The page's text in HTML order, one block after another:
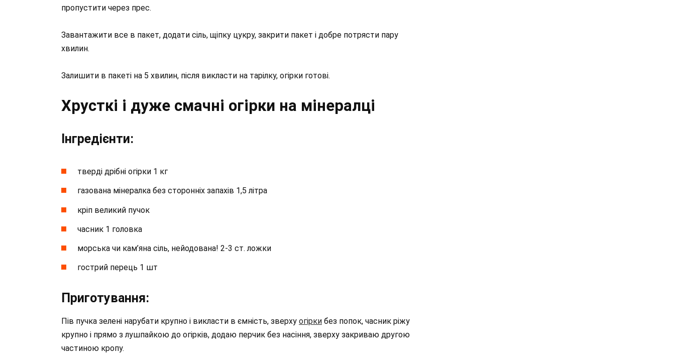
пропустити через прес.
Завантажити все в пакет, додати сіль, щіпку цукру, закрити пакет і добре потрясти пару
хвилин.
Залишити в пакеті на 5 хвилин, після викласти на тарілку, огірки готові. ⁣⁣
Хрусткі і дуже смачні огірки на мінералці
⁣⁣Інгредієнти:⁣⁣⠀
тверді дрібні огірки 1 кг⁣⁣⠀
газована мінералка без сторонніх запахів 1,5 літра
кріп великий пучок⁣⁣⠀
часник 1 головка⁣⁣⠀
морська чи кам’яна сіль, нейодована! 2-3 ст. ложки⁣⁣⠀
гострий перець 1 шт⁣⁣⠀
Приготування:⁣⁣
Пів пучка зелені нарубати крупно і викласти в ємність, зверху огірки без попок, часник ріжу
крупно і прямо з лушпайкою до огірків, додаю перчик без насіння, зверху закриваю другою
частиною кропу⁣⁣.